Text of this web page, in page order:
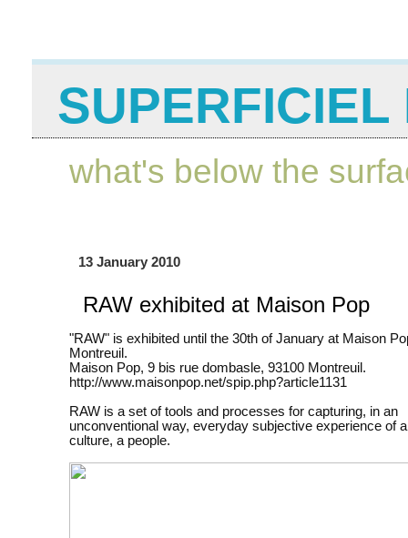
SUPERFICIEL
what's below the
13 January 2010
RAW exhibited at Maison Pop
"RAW" is exhibited until the 30th of January at Maison
Montreuil.
Maison Pop, 9 bis rue dombasle, 93100 Montreuil.
http://www.maisonpop.net/spip.php?article1131
RAW is a set of tools and processes for capturing, in an
unconventional way, everyday subjective experience of
culture, a people.